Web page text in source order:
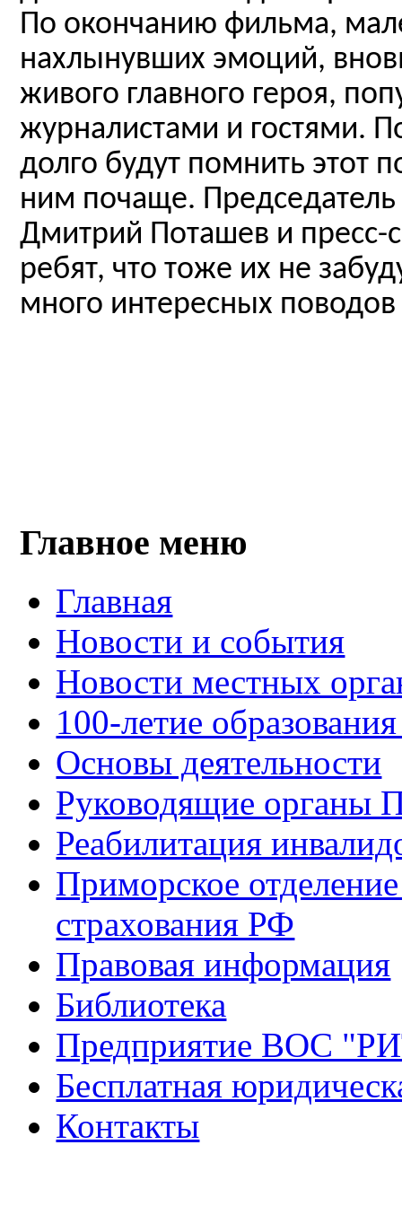
По окончанию фильма,
нахлынувших эмоций,
живого главного героя,
журналистами и гостями.
долго будут помнить этот
ним почаще.
Дмитрий Поташев и пресс-
ребят, что тоже их не
много интересных
Главное меню
Главная
Новости и события
Новости местных
100-летие
Основы деятельности
Руководящие органы
Реабилитация
Приморское
страхования РФ
Правовая информация
Библиотека
Предприятие ВОС
Бесплатная
Контакты